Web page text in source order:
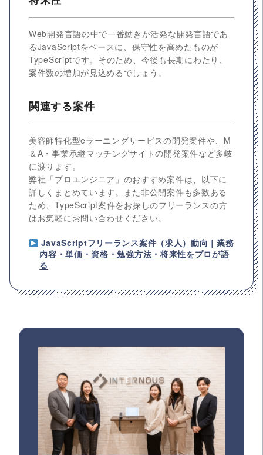
Web開発言語の中で一番動きが活発な開発言語であ
るJavaScriptをベースに、保守性を高めたものが
TypeScriptです。そのため、今後も長期にわたり、
案件数の増加が見込めるでしょう。
関連する案件
美容師特化型eラーニングサービスの開発案件や、M
＆A・事業承継マッチングサイトの開発案件など多岐
に渡ります。
弊社「プロエンジニア」のおすすめ案件は、以下に
詳しくまとめています。また非公開案件も多数ある
ため、TypeScript案件をお探しのフリーランスの方
はお気軽にお問い合わせください。
JavaScriptフリーランス案件（求人）動向｜業務
内容・単価・資格・勉強方法・将来性をプロが語
る